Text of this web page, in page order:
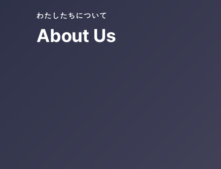
わたしたちについて
About Us